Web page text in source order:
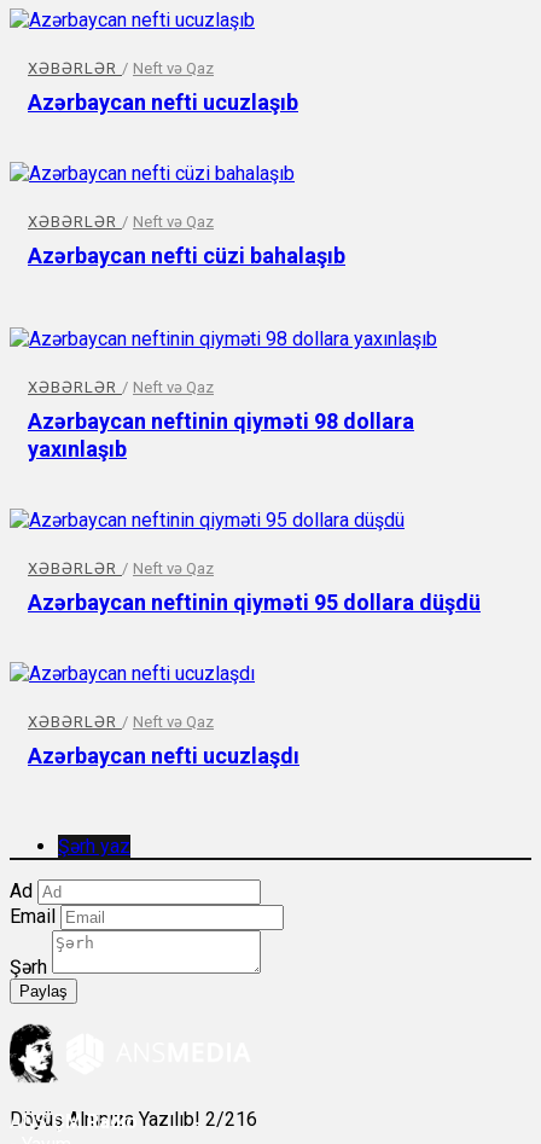
XƏBƏRLƏR / Neft və Qaz
Azərbaycan nefti ucuzlaşıb
XƏBƏRLƏR / Neft və Qaz
Azərbaycan nefti cüzi bahalaşıb
XƏBƏRLƏR / Neft və Qaz
Azərbaycan neftinin qiyməti 98 dollara
yaxınlaşıb
XƏBƏRLƏR / Neft və Qaz
Azərbaycan neftinin qiyməti 95 dollara düşdü
XƏBƏRLƏR / Neft və Qaz
Azərbaycan nefti ucuzlaşdı
Şərh yaz
Ad
Email
Şərh
Paylaş
Döyüş Alnınıza Yazılıb! 2/216
ANSÇM Radio